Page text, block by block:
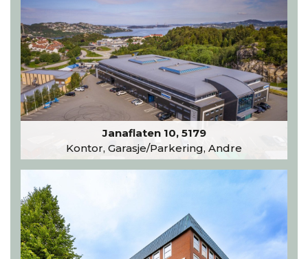
Janaflaten 10, 5179
Kontor, Garasje/Parkering, Andre